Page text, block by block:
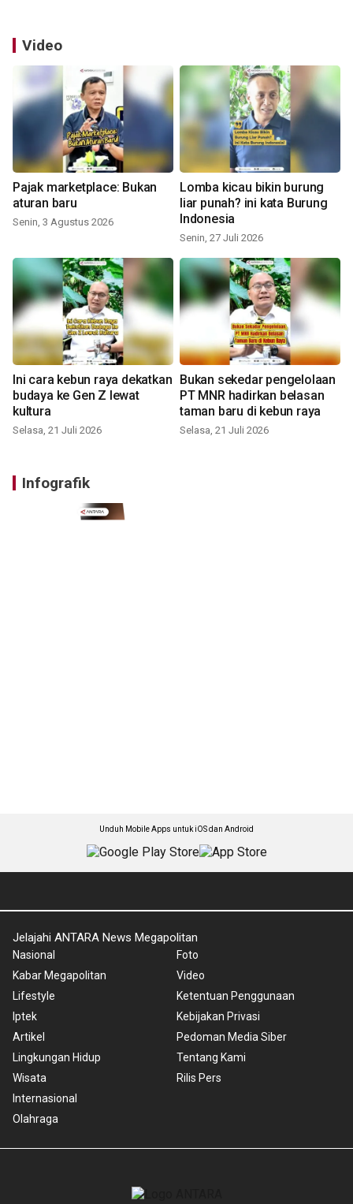
Video
Pajak marketplace: Bukan
aturan baru
Senin, 3 Agustus 2026
Lomba kicau bikin burung
liar punah? ini kata Burung
Indonesia
Senin, 27 Juli 2026
Ini cara kebun raya dekatkan
budaya ke Gen Z lewat
kultura
Selasa, 21 Juli 2026
Bukan sekedar pengelolaan
PT MNR hadirkan belasan
taman baru di kebun raya
Selasa, 21 Juli 2026
Infografik
Unduh Mobile Apps untuk iOS dan Android
Jelajahi ANTARA News Megapolitan
Nasional
Kabar Megapolitan
Lifestyle
Iptek
Artikel
Lingkungan Hidup
Wisata
Internasional
Olahraga
Foto
Video
Ketentuan Penggunaan
Kebijakan Privasi
Pedoman Media Siber
Tentang Kami
Rilis Pers